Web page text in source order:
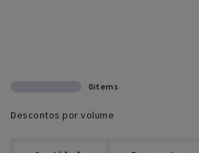
0items
Descontos por volume